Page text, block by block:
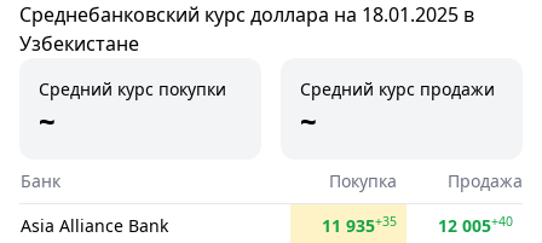
Среднебанковский курс доллара на 18.01.2025 в
Узбекистане
Средний курс покупки
~
Средний курс продажи
~
Банк Покупка
Продажа
Asia Alliance Bank
11 935+35 12 005+40